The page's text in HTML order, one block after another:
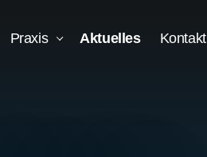
Praxis Aktuelles Kontakt